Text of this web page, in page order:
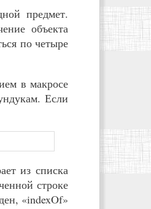
предмет.
объекта
по четыре
в макросе
Если
из списка
строке
«indexOf»